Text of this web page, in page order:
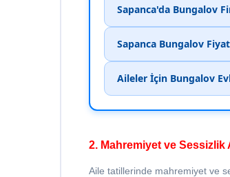
Sapanca'da Bungalov
Sapanca Bungalov
Aileler İçin Bungalov
2. Mahremiyet ve Sessizlik
Aile tatillerinde mahremiyet ve